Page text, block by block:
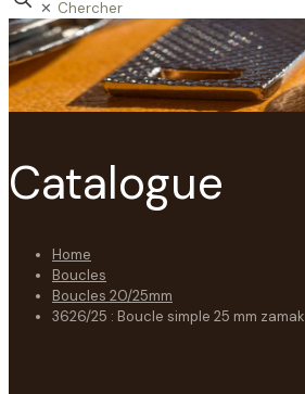
✕
Catalogue
Home
Boucles
Boucles 20/25mm
3626/25 : Boucle simple 25 mm zamak